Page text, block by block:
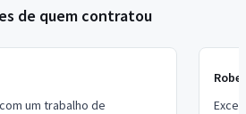
de quem contratou
um trabalho de